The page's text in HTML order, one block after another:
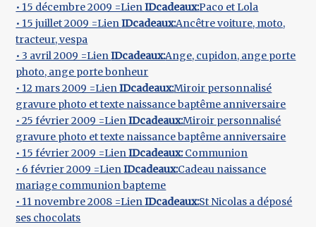
• 15 décembre 2009 =LienIDcadeaux:Paco et Lola
• 15 juillet 2009 =LienIDcadeaux:Ancêtre voiture, moto,
tracteur, vespa
• 3 avril 2009 =LienIDcadeaux:Ange, cupidon, ange porte
photo, ange porte bonheur
• 12 mars 2009 =LienIDcadeaux:Miroir personnalisé
gravure photo et texte naissance baptême anniversaire
• 25 février 2009 =LienIDcadeaux:Miroir personnalisé
gravure photo et texte naissance baptême anniversaire
• 15 février 2009 =LienIDcadeaux:Communion
• 6 février 2009 =LienIDcadeaux:Cadeau naissance
mariage communion bapteme
• 11 novembre 2008 =LienIDcadeaux:St Nicolas a déposé
ses chocolats